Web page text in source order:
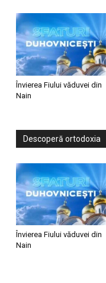
Învierea Fiului văduvei din
Nain
Descoperă ortodoxia
Învierea Fiului văduvei din
Nain